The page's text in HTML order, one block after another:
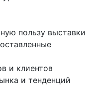
пользу выставки
и клиентов
и тенденций